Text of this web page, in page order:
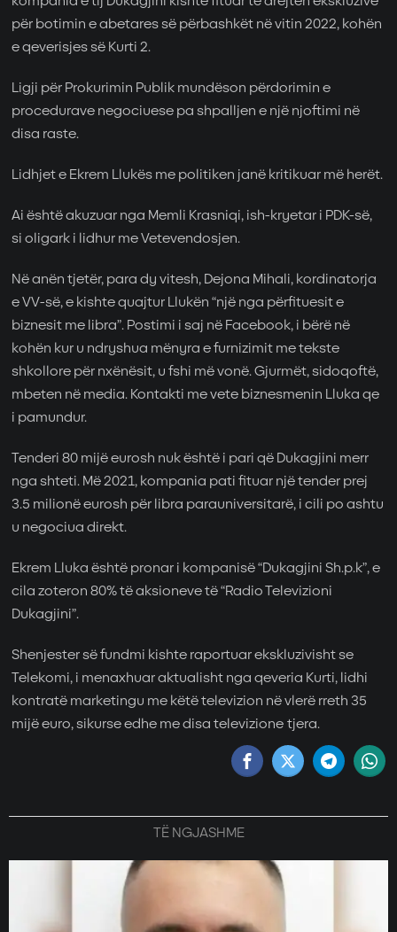
për botimin e abetares së përbashkët në vitin 2022, kohën
e qeverisjes së Kurti 2.
Ligji për Prokurimin Publik mundëson përdorimin e
procedurave negociuese pa shpalljen e një njoftimi në
disa raste.
Lidhjet e Ekrem Llukës me politiken janë kritikuar më herët.
Ai është akuzuar nga Memli Krasniqi, ish-kryetar i PDK-së,
si oligark i lidhur me Vetevendosjen.
Në anën tjetër, para dy vitesh, Dejona Mihali, kordinatorja
e VV-së, e kishte quajtur Llukën “një nga përfituesit e
biznesit me libra”. Postimi i saj në Facebook, i bërë në
kohën kur u ndryshua mënyra e furnizimit me tekste
shkollore për nxënësit, u fshi më vonë. Gjurmët, sidoqoftë,
mbeten në media. Kontakti me vete biznesmenin Lluka qe
i pamundur.
Tenderi 80 mijë eurosh nuk është i pari që Dukagjini merr
nga shteti. Më 2021, kompania pati fituar një tender prej
3.5 milionë eurosh për libra parauniversitarë, i cili po ashtu
u negociua direkt.
Ekrem Lluka është pronar i kompanisë “Dukagjini Sh.p.k”, e
cila zoteron 80% të aksioneve të “Radio Televizioni
Dukagjini”.
Shenjester së fundmi kishte raportuar ekskluzivisht se
Telekomi, i menaxhuar aktualisht nga qeveria Kurti, lidhi
kontratë marketingu me këtë televizion në vlerë rreth 35
mijë euro, sikurse edhe me disa televizione tjera.
TË NGJASHME